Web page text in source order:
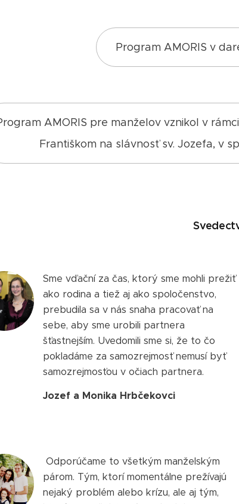
Program AMORIS v
AMORIS pre manželov vznikol v
Františkom na slávnosť sv. Jozefa, v
Sme vďační za čas, ktorý sme mohli prežiť
ako rodina a tiež aj ako spoločenstvo,
prebudila sa v nás snaha pracovať na
sebe, aby sme urobili partnera
šťastnejším. Uvedomili sme si, že to čo
pokladáme za samozrejmosť nemusí byť
samozrejmosťou v očiach partnera.
Jozef a Monika Hrbčekovci
Odporúčame to všetkým manželským
párom. Tým, ktorí momentálne prežívajú
nejaký problém alebo krízu, ale aj tým,